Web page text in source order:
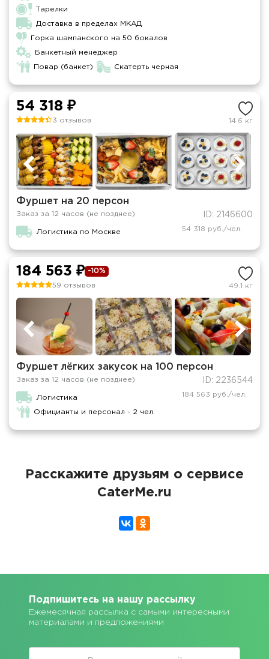
Тарелки
Доставка в пределах МКАД
Горка шампанского на 50 бокалов
Банкетный менеджер
Повар (банкет) Скатерть черная
54 318 ₽
3 отзывов 14.6 кг
Фуршет на 20 персон
Заказ за 12 часов (не позднее) ID: 2146600
Логистика по Москве 54 318 руб./чел.
184 563 ₽ -10%
59 отзывов 49.1 кг
Фуршет лёгких закусок на 100 персон
Заказ за 12 часов (не позднее) ID: 2236544
Логистика
Официанты и персонал - 2 чел.
184 563 руб./чел.
Расскажите друзьям о сервисе
CaterMe.ru
Подпишитесь на нашу рассылку
Ежемесячная рассылка с самыми интересными
материалами и предложениями